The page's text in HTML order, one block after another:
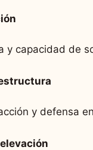
capacidad de
y defensa